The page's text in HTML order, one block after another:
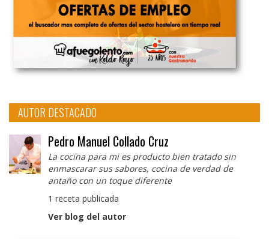
AUTOR DESTACADO
Pedro Manuel Collado Cruz
La cocina para mi es producto bien tratado sin
enmascarar sus sabores, cocina de verdad de
antaño con un toque diferente
1 receta publicada
Ver blog del autor